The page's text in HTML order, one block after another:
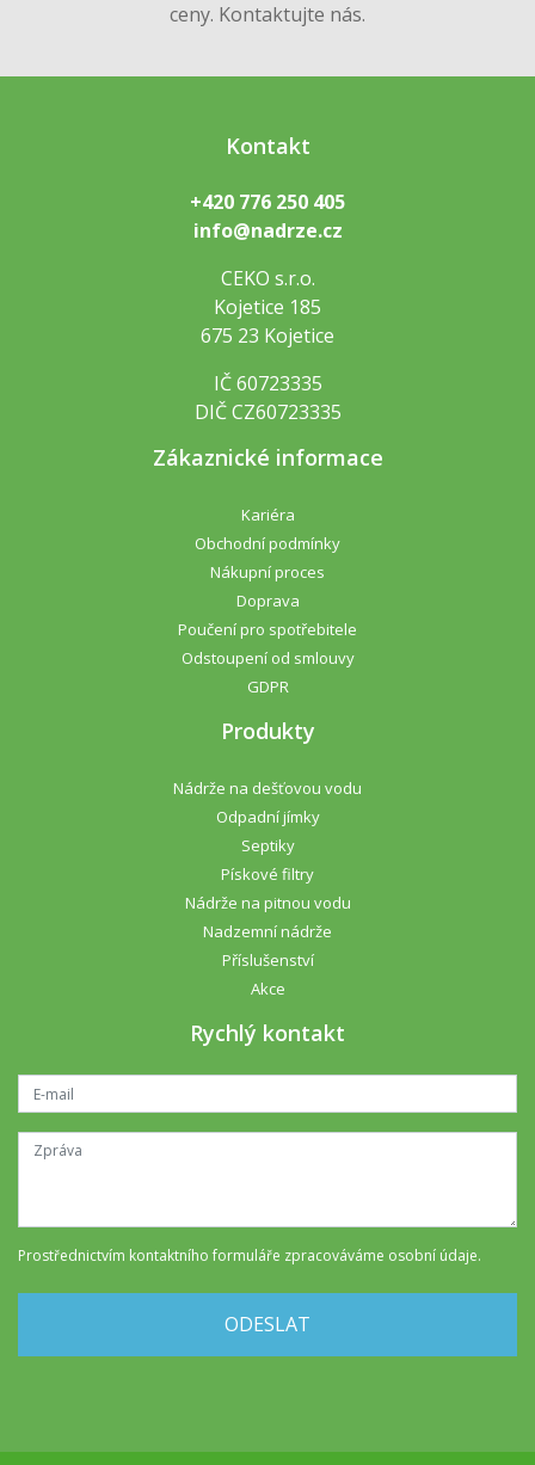
ceny. Kontaktujte nás.
Kontakt
+420 776 250 405
info@nadrze.cz
CEKO s.r.o.
Kojetice 185
675 23 Kojetice
IČ 60723335
DIČ CZ60723335
Zákaznické informace
Kariéra
Obchodní podmínky
Nákupní proces
Doprava
Poučení pro spotřebitele
Odstoupení od smlouvy
GDPR
Produkty
Nádrže na dešťovou vodu
Odpadní jímky
Septiky
Pískové filtry
Nádrže na pitnou vodu
Nadzemní nádrže
Příslušenství
Akce
Rychlý kontakt
Prostřednictvím kontaktního formuláře zpracováváme osobní údaje.
ODESLAT